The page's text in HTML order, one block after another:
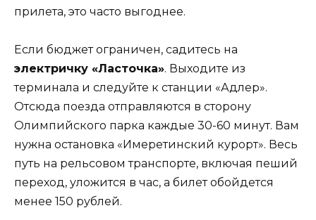
прилета, это часто выгоднее.
Если бюджет ограничен, садитесь на
электричку «Ласточка». Выходите из
терминала и следуйте к станции «Адлер».
Отсюда поезда отправляются в сторону
Олимпийского парка каждые 30-60 минут. Вам
нужна остановка «Имеретинский курорт». Весь
путь на рельсовом транспорте, включая пеший
переход, уложится в час, а билет обойдется
менее 150 рублей.